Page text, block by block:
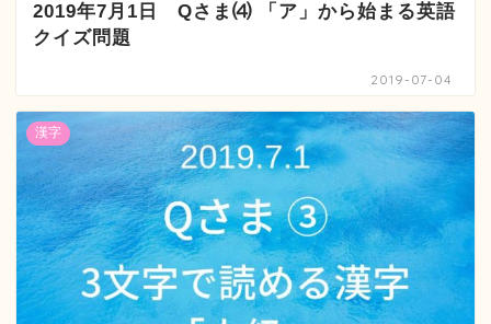
2019年7月1日 Qさま⑷ 「ア」から始まる英語
クイズ問題
2019-07-04
漢字